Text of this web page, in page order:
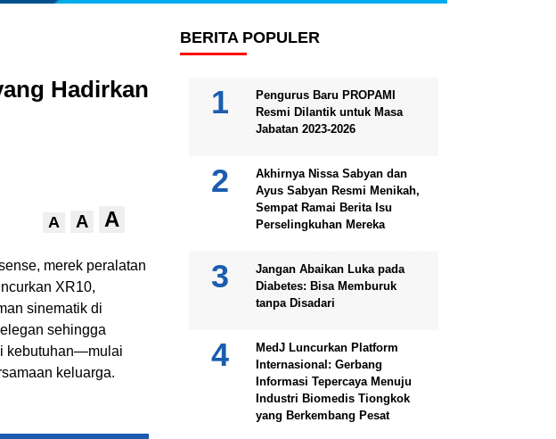
Hadirkan
A A A
merek peralatan
XR10,
sinematik di
sehingga
kebutuhan—mulai
keluarga.
BERITA POPULER
Pengurus Baru PROPAMI
Resmi Dilantik untuk Masa
Jabatan 2023-2026
Akhirnya Nissa Sabyan dan
Ayus Sabyan Resmi Menikah,
Sempat Ramai Berita Isu
Perselingkuhan Mereka
Jangan Abaikan Luka pada
Diabetes: Bisa Memburuk
tanpa Disadari
MedJ Luncurkan Platform
Internasional: Gerbang
Informasi Tepercaya Menuju
Industri Biomedis Tiongkok
yang Berkembang Pesat